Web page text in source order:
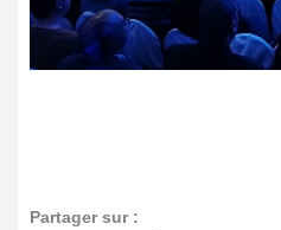
Partager sur :